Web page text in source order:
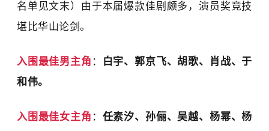
名单见文末）
由于本届爆款佳剧颇多，演员奖竞技
堪比华山论剑。
入围最佳男主角 ：
白宇、郭京飞、胡歌、肖战、于
和伟。
入围最佳女主角 ： 任素汐、孙俪、吴越、杨幂、杨